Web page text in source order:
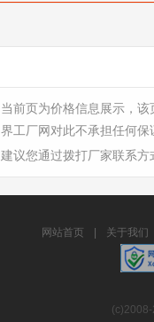
当前页为价格信息展示，
界工厂网对此不承担任何保
建议您通过拨打厂家联系
网站首页 关于我们